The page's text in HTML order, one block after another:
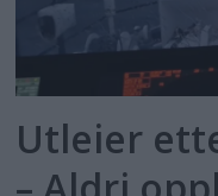
Utleier